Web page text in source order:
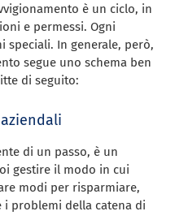
è un ciclo, in
e permessi. Ogni
speciali. In generale, però,
segue uno schema ben
di seguito:
di un passo, è un
gestire il modo in cui
modi per risparmiare,
problemi della catena di